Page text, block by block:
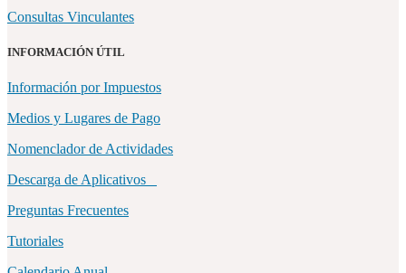
Consultas Vinculantes
INFORMACIÓN ÚTIL
Información por Impuestos
Medios y Lugares de Pago
Nomenclador de Actividades
Descarga de Aplicativos
Preguntas Frecuentes
Tutoriales